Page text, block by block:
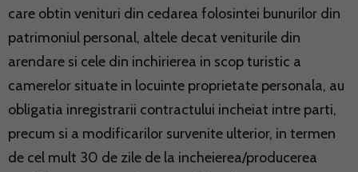
care obtin venituri din cedarea folosintei bunurilor din
patrimoniul personal, altele decat veniturile din
arendare si cele din inchirierea in scop turistic a
camerelor situate in locuinte proprietate personala, au
obligatia inregistrarii contractului incheiat intre parti,
precum si a modificarilor survenite ulterior, in termen
de cel mult 30 de zile de la incheierea/producerea